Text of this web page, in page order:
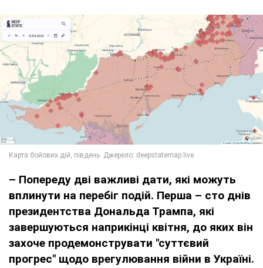
– Попереду дві важливі дати, які можуть
вплинути на перебіг подій. Перша – сто днів
президентства Дональда Трампа, які
завершуються наприкінці квітня, до яких він
захоче продемонструвати "суттєвий
прогрес" щодо врегулювання війни в Україні.